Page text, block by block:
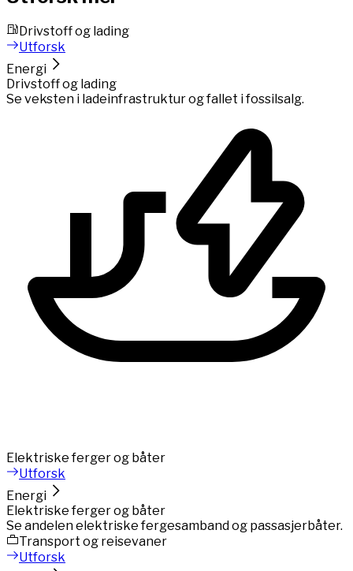
Drivstoff og lading
Utforsk
Energi
Drivstoff og lading
Se veksten i ladeinfrastruktur og fallet i fossilsalg.
Elektriske ferger og båter
Utforsk
Energi
Elektriske ferger og båter
Se andelen elektriske fergesamband og passasjerbåter.
Transport og reisevaner
Utforsk